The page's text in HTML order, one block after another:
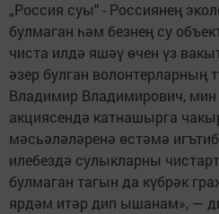
„Россия суы" - Россиянең
булмаган һәм безнең су
чиста илдә яшәү өчен үз
әзер булган волонтерларның
Владимир Владимирович, мин
акциясендә катнашырга
мәсьәләләренә өстәмә
илебездә сулыкларны
булмаган тагын да күбрәк
ярдәм итәр дип ышанам», —